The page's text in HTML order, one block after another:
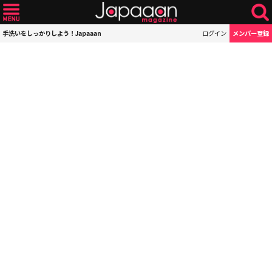
手洗いをしっかりしよう！Japaaan ログイン メンバー登録